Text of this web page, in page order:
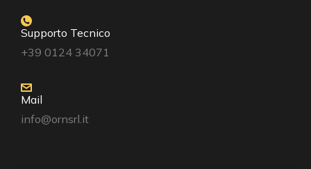
Supporto Tecnico
+39 0124 34071
Mail
info@ornsrl.it